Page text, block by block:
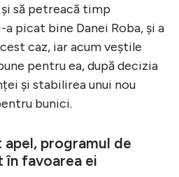
să petreacă timp
picat bine Danei Roba, și a
caz, iar acum veștile
pentru ea, după decizia
și stabilirea unui nou
bunici.
apel, programul de
în favoarea ei